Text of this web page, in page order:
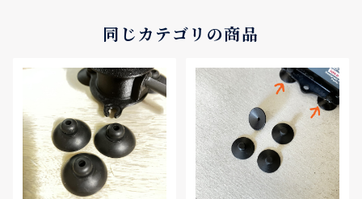
同じカテゴリの商品